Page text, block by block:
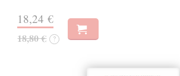
18,24 €
18,80 € ?